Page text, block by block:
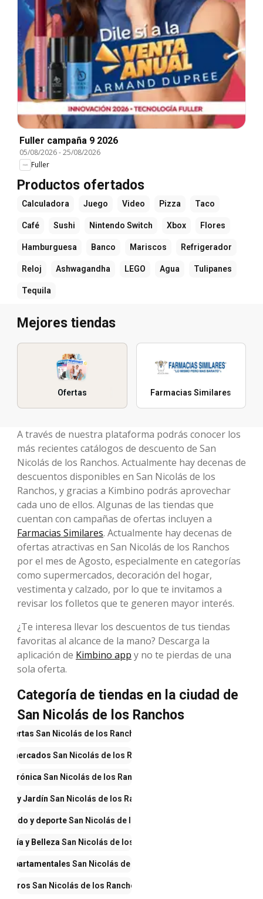
Fuller campaña 9 2026
05/08/2026-25/08/2026
Fuller
Productos ofertados
Calculadora Juego Video Pizza Taco
Café Sushi Nintendo Switch Xbox Flores
Hamburguesa Banco Mariscos Refrigerador
Reloj Ashwagandha LEGO Agua Tulipanes
Tequila
Mejores tiendas
Ofertas Farmacias Similares
A través de nuestra plataforma podrás conocer los
más recientes catálogos de descuento de San
Nicolás de los Ranchos. Actualmente hay decenas de
descuentos disponibles en San Nicolás de los
Ranchos, y gracias a Kimbino podrás aprovechar
cada uno de ellos. Algunas de las tiendas que
cuentan con campañas de ofertas incluyen a
Farmacias Similares. Actualmente hay decenas de
ofertas atractivas en San Nicolás de los Ranchos
por el mes de Agosto, especialmente en categorías
como supermercados, decoración del hogar,
vestimenta y calzado, por lo que te invitamos a
revisar los folletos que te generen mayor interés.
¿Te interesa llevar los descuentos de tus tiendas
favoritas al alcance de la mano? Descarga la
aplicación de Kimbino app y no te pierdas de una
sola oferta.
Categoría de tiendas en la ciudad de
San Nicolás de los Ranchos
Ofertas San Nicolás de los Ranchos
San Nicolás de los Ranchos
San Nicolás de los Ranchos
y Jardín San Nicolás de los Ranchos
y deporteSan Nicolás de los Ranchos
y Belleza San Nicolás de los Ranchos
Departamentales San Nicolás de los Ranchos
Otros San Nicolás de los Ranchos